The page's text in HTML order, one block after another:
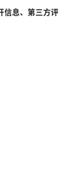
信息、第三方评